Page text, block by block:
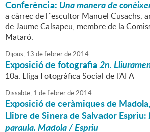
Conferència: Una manera de
a càrrec de l´escultor Manuel Cusachs,
de Jaume Calsapeu, membre de la
Mataró.
Dijous, 13 defebrerde2014
Exposició de fotografia2n.
10a. Lliga Fotogràfica Social de l'AFA
Dissabte, 1 defebrerde2014
Exposició de ceràmiques de
Llibre de Sinera de Salvador Espriu:
paraula. Madola / Espriu